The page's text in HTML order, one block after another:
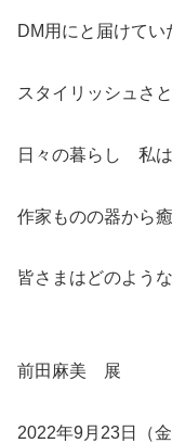
DM用にと届けて
スタイリッシュさ
日々の暮らし 私は
作家ものの器から
皆さまはどのよう
前田麻美 展
2022年9月23日（